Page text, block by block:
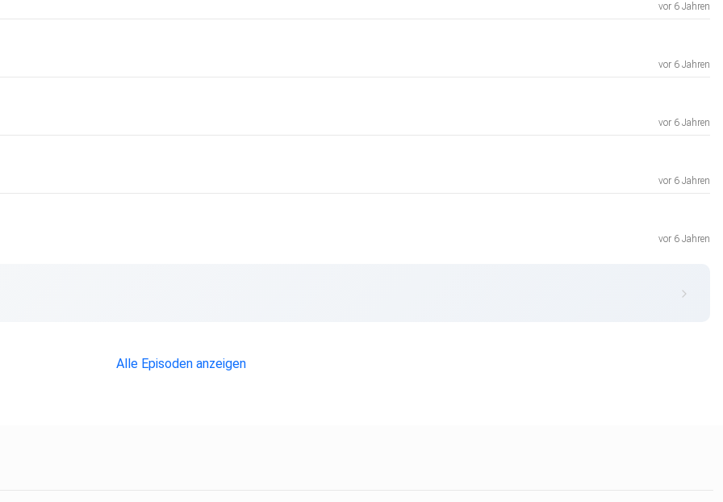
vor 6 Jahren
vor 6 Jahren
vor 6 Jahren
vor 6 Jahren
vor 6 Jahren
Alle Episoden anzeigen